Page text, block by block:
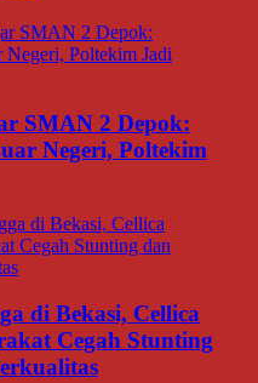
SMAN 2 Depok:
Negeri, Poltekim
di Bekasi, Cellica
Cegah Stunting